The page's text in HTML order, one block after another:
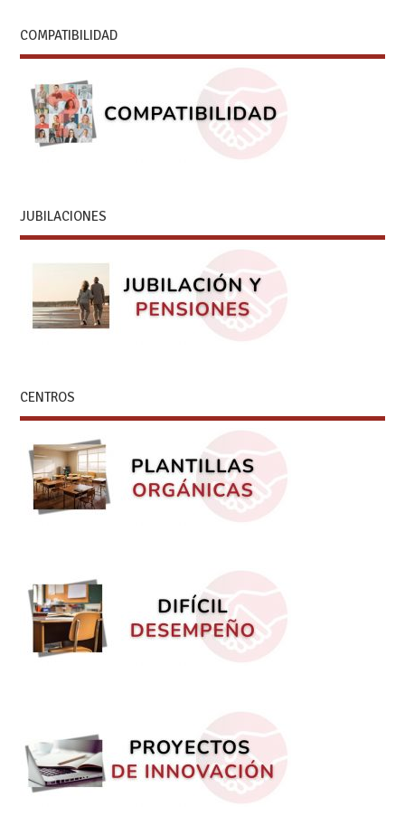
COMPATIBILIDAD
JUBILACIONES
CENTROS